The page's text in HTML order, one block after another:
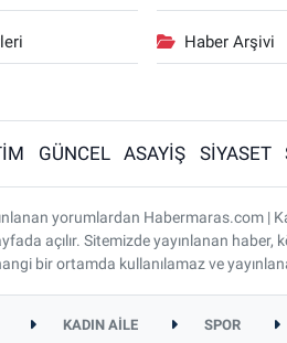
Haber Arşivi
GÜNCEL ASAYİŞ SİYASET
yorumlardan Habermaras.com
açılır. Sitemizde yayınlanan haber,
bir ortamda kullanılamaz ve
KADIN AİLE SPOR